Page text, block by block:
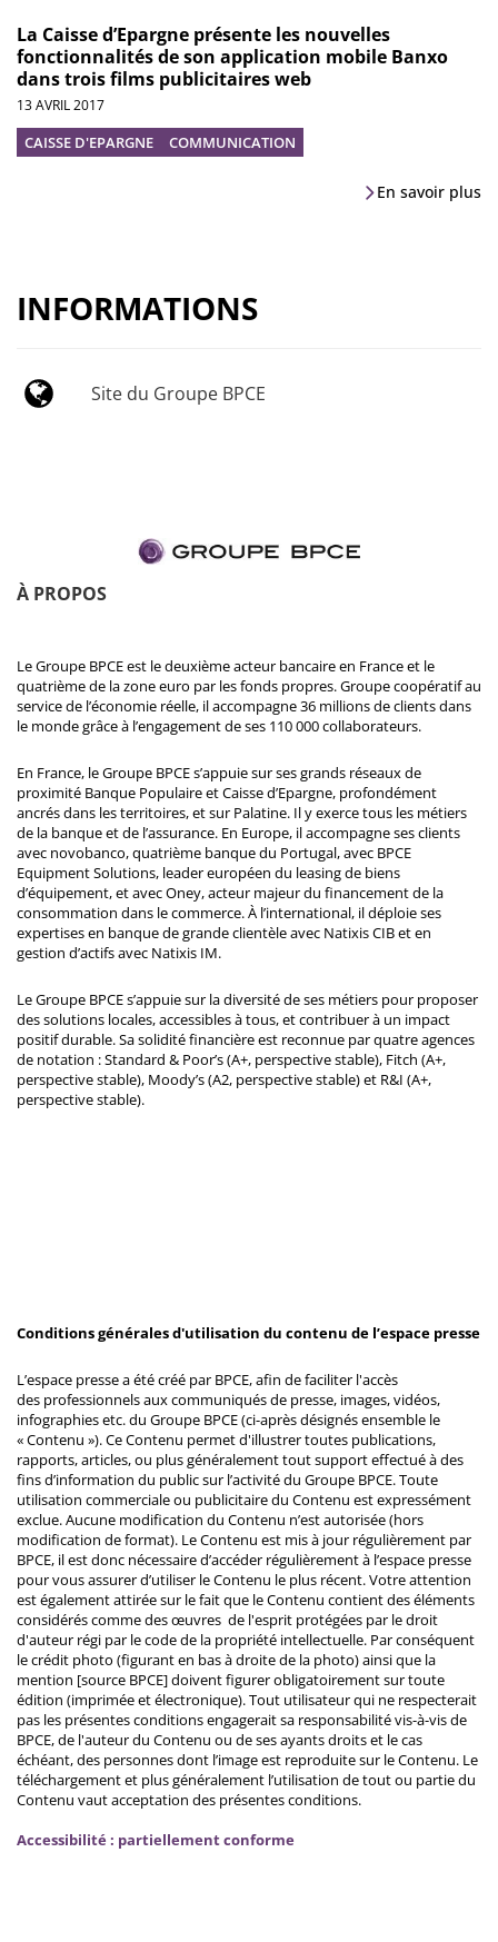
La Caisse d’Epargne présente les nouvelles
fonctionnalités de son application mobile Banxo
dans trois films publicitaires web
13 AVRIL 2017
CAISSE D'EPARGNE COMMUNICATION
En savoir plus
INFORMATIONS
Site du Groupe BPCE
À PROPOS
Le Groupe BPCE est le deuxième acteur bancaire en France et le
quatrième de la zone euro par les fonds propres. Groupe coopératif au
service de l’économie réelle, il accompagne 36 millions de clients dans
le monde grâce à l’engagement de ses 110 000 collaborateurs.
En France, le Groupe BPCE s’appuie sur ses grands réseaux de
proximité Banque Populaire et Caisse d’Epargne, profondément
ancrés dans les territoires, et sur Palatine. Il y exerce tous les métiers
de la banque et de l’assurance. En Europe, il accompagne ses clients
avec novobanco, quatrième banque du Portugal, avec BPCE
Equipment Solutions, leader européen du leasing de biens
d’équipement, et avec Oney, acteur majeur du financement de la
consommation dans le commerce. À l’international, il déploie ses
expertises en banque de grande clientèle avec Natixis CIB et en
gestion d’actifs avec Natixis IM.
Le Groupe BPCE s’appuie sur la diversité de ses métiers pour proposer
des solutions locales, accessibles à tous, et contribuer à un impact
positif durable. Sa solidité financière est reconnue par quatre agences
de notation : Standard & Poor’s (A+, perspective stable), Fitch (A+,
perspective stable), Moody’s (A2, perspective stable) et R&I (A+,
perspective stable).
Conditions générales d'utilisation du contenu de l’espace presse
L’espace presse a été créé par BPCE, afin de faciliter l'accès
des professionnels aux communiqués de presse, images, vidéos,
infographies etc. du Groupe BPCE (ci-après désignés ensemble le
« Contenu »). Ce Contenu permet d'illustrer toutes publications,
rapports, articles, ou plus généralement tout support effectué à des
fins d’information du public sur l’activité du Groupe BPCE. Toute
utilisation commerciale ou publicitaire du Contenu est expressément
exclue. Aucune modification du Contenu n’est autorisée (hors
modification de format). Le Contenu est mis à jour régulièrement par
BPCE, il est donc nécessaire d’accéder régulièrement à l’espace presse
pour vous assurer d’utiliser le Contenu le plus récent. Votre attention
est également attirée sur le fait que le Contenu contient des éléments
considérés comme des œuvres de l'esprit protégées par le droit
d'auteur régi par le code de la propriété intellectuelle. Par conséquent
le crédit photo (figurant en bas à droite de la photo) ainsi que la
mention [source BPCE] doivent figurer obligatoirement sur toute
édition (imprimée et électronique). Tout utilisateur qui ne respecterait
pas les présentes conditions engagerait sa responsabilité vis-à-vis de
BPCE, de l'auteur du Contenu ou de ses ayants droits et le cas
échéant, des personnes dont l’image est reproduite sur le Contenu. Le
téléchargement et plus généralement l’utilisation de tout ou partie du
Contenu vaut acceptation des présentes conditions.
Accessibilité : partiellement conforme